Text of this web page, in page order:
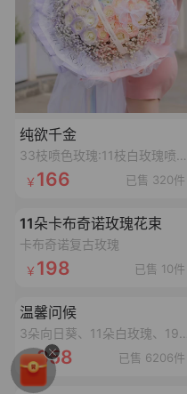
纯欲千金
33枝喷色玫瑰:11枝白玫瑰喷碎冰蓝漆,11枝白玫瑰喷丁香紫漆,11枝白玫瑰喷香妃粉漆,搭配3个同色满天星,1条丝带,2个鱼尾纱蝴蝶结,1个灯串
166 已售 320件
加载失败,点击重试
11朵卡布奇诺玫瑰花束
卡布奇诺复古玫瑰
198 已售 10件
加载失败,点击重试
温馨问候
3朵向日葵、11朵白玫瑰、19朵香槟玫瑰抱抱桶
358 已售 6206件